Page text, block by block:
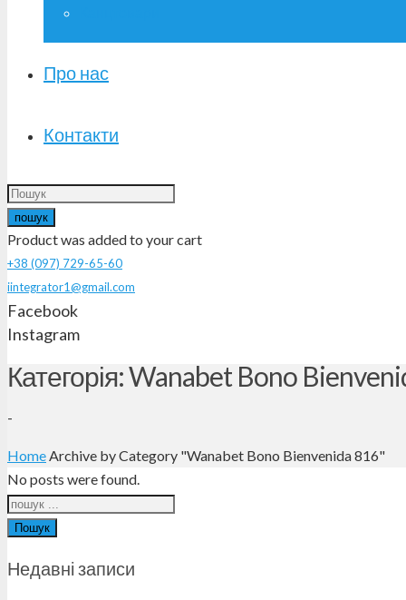
Про нас
Контакти
пошук
Productwas added to your cart
+38 (097) 729-65-60
iintegrator1@gmail.com
Facebook
Instagram
Категорія: Wanabet Bono
-
HomeArchive by Category "Wanabet Bono Bienvenida 816"
No posts were found.
Пошук
Недавні записи